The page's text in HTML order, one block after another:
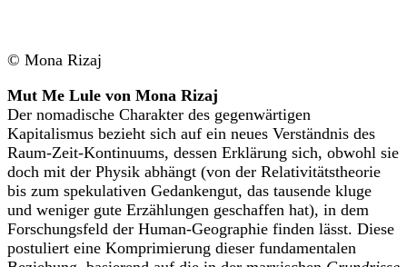
© Mona Rizaj
Mut Me Lule von Mona Rizaj
Der nomadische Charakter des gegenwärtigen
Kapitalismus bezieht sich auf ein neues Verständnis des
Raum-Zeit-Kontinuums, dessen Erklärung sich, obwohl sie
doch mit der Physik abhängt (von der Relativitätstheorie
bis zum spekulativen Gedankengut, das tausende kluge
und weniger gute Erzählungen geschaffen hat), in dem
Forschungsfeld der Human-Geographie finden lässt. Diese
postuliert eine Komprimierung dieser fundamentalen